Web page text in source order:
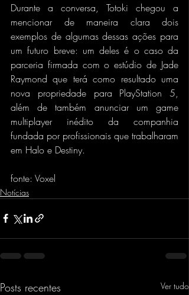
Durante a conversa, Totoki chegou a
mencionar de maneira clara dois
exemplos de algumas dessas ações para
um futuro breve: um deles é o caso da
parceria firmada com o estúdio de Jade
Raymond que terá como resultado uma
nova propriedade para PlayStation 5,
além de também anunciar um game
multiplayer inédito da companhia
fundada por profissionais que trabalharam
em Halo e Destiny.
fonte: Voxel
Notícias
Posts recentes Ver tudo